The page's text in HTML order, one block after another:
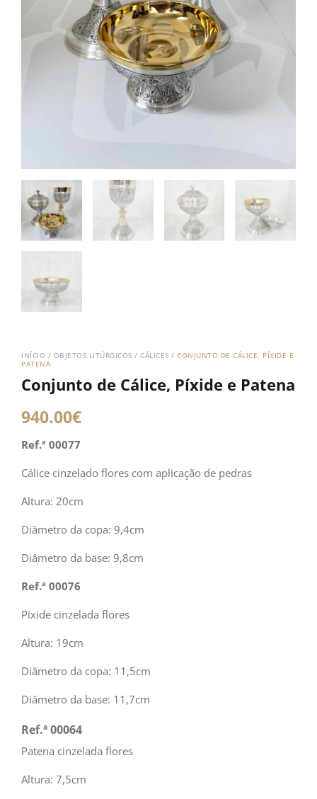
INÍCIO / OBJETOS LITÚRGICOS / CÁLICES / CONJUNTO DE CÁLICE, PÍXIDE E
PATENA
Conjunto de Cálice, Píxide e Patena
940.00€
Ref.ª 00077
Cálice cinzelado flores com aplicação de pedras
Altura: 20cm
Diâmetro da copa: 9,4cm
Diâmetro da base: 9,8cm
Ref.ª 00076
Píxide cinzelada flores
Altura: 19cm
Diâmetro da copa: 11,5cm
Diâmetro da base: 11,7cm
Ref.ª 00064
Patena cinzelada flores
Altura: 7,5cm